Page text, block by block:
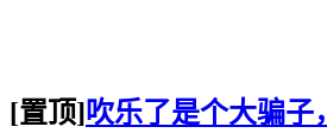
[置顶]吹乐了是个大骗子